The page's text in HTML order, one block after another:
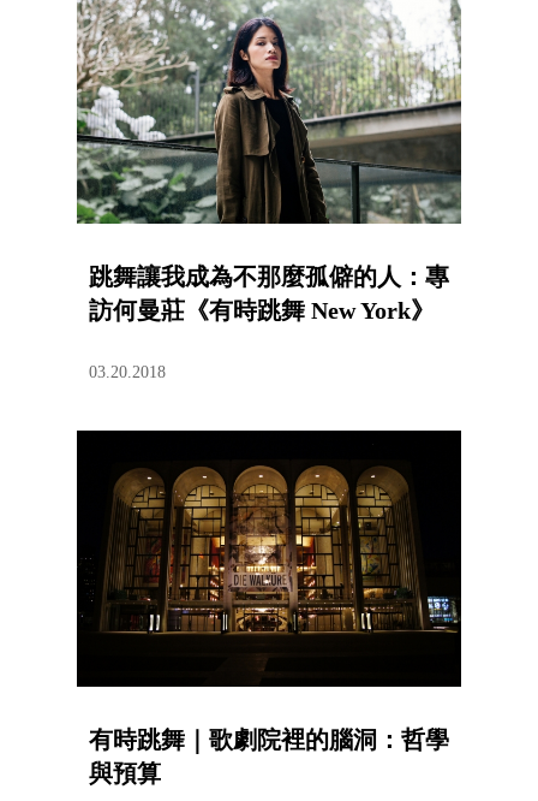
跳舞讓我成為不那麼孤僻的人：專
訪何曼莊《有時跳舞 New York》
03.20.2018
有時跳舞｜歌劇院裡的腦洞：哲學
與預算